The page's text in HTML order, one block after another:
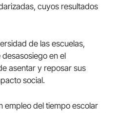
cuyos resultados
de las escuelas,
en el
asentar y reposar sus
social.
empleo del tiempo escolar